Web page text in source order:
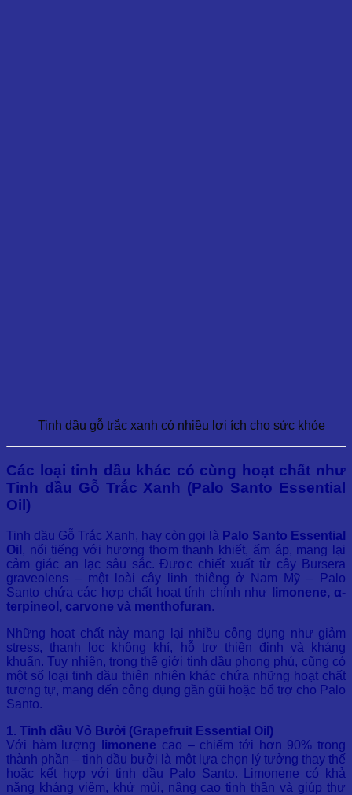
Tinh dầu gỗ trắc xanh có nhiều lợi ích cho sức khỏe
Các loại tinh dầu khác có cùng hoạt chất như
Tinh dầu Gỗ Trắc Xanh (Palo Santo Essential
Oil)
Tinh dầu Gỗ Trắc Xanh, hay còn gọi là Palo Santo Essential
Oil , nổi tiếng với hương thơm thanh khiết, ấm áp, mang lại
cảm giác an lạc sâu sắc. Được chiết xuất từ cây Bursera
graveolens – một loài cây linh thiêng ở Nam Mỹ – Palo
Santo chứa các hợp chất hoạt tính chính như
limonene, α-
terpineol, carvone và menthofuran.
Những hoạt chất này mang lại nhiều công dụng như giảm
stress, thanh lọc không khí, hỗ trợ thiền định và kháng
khuẩn. Tuy nhiên, trong thế giới tinh dầu phong phú, cũng có
một số loại tinh dầu thiên nhiên khác chứa những hoạt chất
tương tự, mang đến công dụng gần gũi hoặc bổ trợ cho Palo
Santo.
1. Tinh dầu Vỏ Bưởi (Grapefruit Essential Oil)
Với hàm lượng
limonene cao – chiếm tới hơn 90% trong
thành phần – tinh dầu bưởi là một lựa chọn lý tưởng thay thế
hoặc kết hợp với tinh dầu Palo Santo. Limonene có khả
năng kháng viêm, khử mùi, nâng cao tinh thần và giúp thư